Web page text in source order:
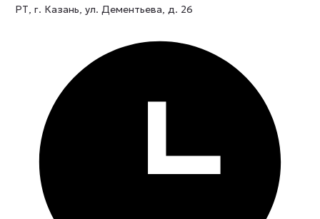
РТ, г. Казань, ул. Дементьева, д. 26